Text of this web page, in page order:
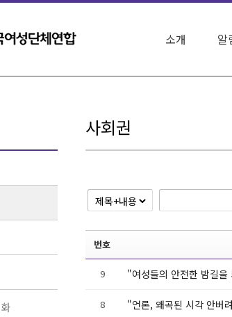
소개 알
사회권
번호
9 "여성들의 안전한 밤길을
8 "언론, 왜곡된 시각 안버